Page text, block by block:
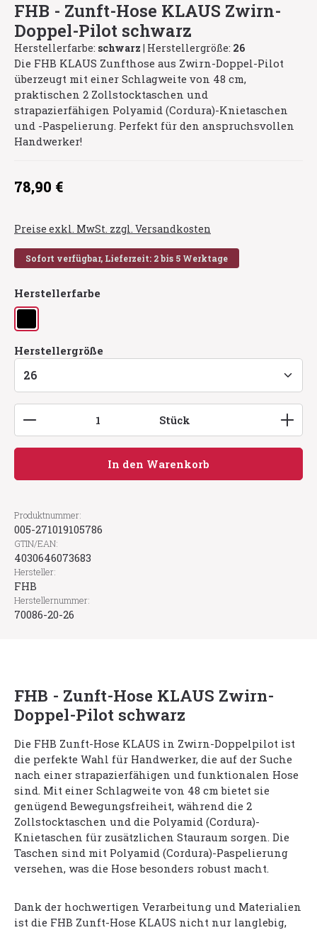
FHB - Zunft-Hose KLAUS Zwirn-
Doppel-Pilot schwarz
Herstellerfarbe: schwarz | Herstellergröße: 26
Die FHB KLAUS Zunfthose aus Zwirn-Doppel-Pilot
überzeugt mit einer Schlagweite von 48 cm,
praktischen 2 Zollstocktaschen und
strapazierfähigen Polyamid (Cordura)-Knietaschen
und -Paspelierung. Perfekt für den anspruchsvollen
Handwerker!
Regulärer Preis:
78,90 €
Preise exkl. MwSt. zzgl. Versandkosten
Sofort verfügbar, Lieferzeit: 2 bis 5 Werktage
Herstellerfarbe
schwarz
Herstellergröße
Produkt Anzahl: Gib den gewünschten Wert
Stück
In den Warenkorb
Produktnummer:
005-271019105786
GTIN/EAN:
4030646073683
Hersteller:
FHB
Herstellernummer:
70086-20-26
FHB - Zunft-Hose KLAUS Zwirn-
Doppel-Pilot schwarz
Die FHB Zunft-Hose KLAUS in Zwirn-Doppelpilot ist
die perfekte Wahl für Handwerker, die auf der Suche
nach einer strapazierfähigen und funktionalen Hose
sind. Mit einer Schlagweite von 48 cm bietet sie
genügend Bewegungsfreiheit, während die 2
Zollstocktaschen und die Polyamid (Cordura)-
Knietaschen für zusätzlichen Stauraum sorgen. Die
Taschen sind mit Polyamid (Cordura)-Paspelierung
versehen, was die Hose besonders robust macht.
Dank der hochwertigen Verarbeitung und Materialien
ist die FHB Zunft-Hose KLAUS nicht nur langlebig,